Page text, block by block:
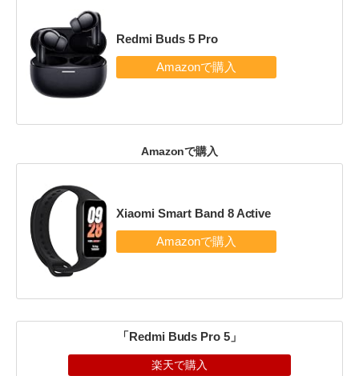
Redmi Buds 5 Pro
Amazonで購入
Xiaomi Smart Band 8 Active
「Redmi Buds Pro 5」
楽天で購入